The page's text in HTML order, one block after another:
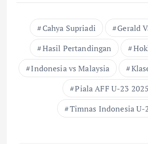
Cahya Supriadi
Gerald
Hasil Pertandingan
Indonesia vs Malaysia
Piala AFF U-23 2025
Timnas Indonesia U-